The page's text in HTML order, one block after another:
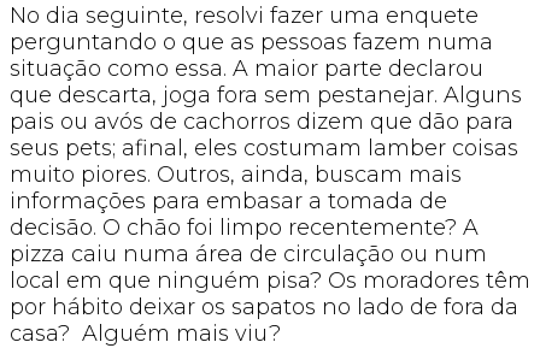
No dia seguinte, resolvi fazer uma enquete
perguntando o que as pessoas fazem numa
situação como essa. A maior parte declarou
que descarta, joga fora sem pestanejar. Alguns
pais ou avós de cachorros dizem que dão para
seus pets; afinal, eles costumam lamber coisas
muito piores. Outros, ainda, buscam mais
informações para embasar a tomada de
decisão. O chão foi limpo recentemente? A
pizza caiu numa área de circulação ou num
local em que ninguém pisa? Os moradores têm
por hábito deixar os sapatos no lado de fora da
casa? Alguém mais viu?